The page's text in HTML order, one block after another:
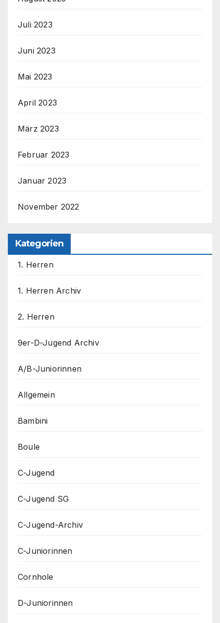
Juli 2023
Juni 2023
Mai 2023
April 2023
März 2023
Februar 2023
Januar 2023
November 2022
Kategorien
1. Herren
1. Herren Archiv
2. Herren
9er-D-Jugend Archiv
A/B-Juniorinnen
Allgemein
Bambini
Boule
C-Jugend
C-Jugend SG
C-Jugend-Archiv
C-Juniorinnen
Cornhole
D-Juniorinnen